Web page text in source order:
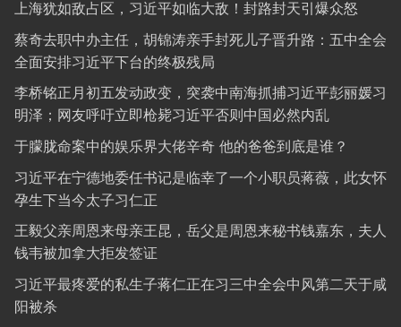
上海犹如敌占区，习近平如临大敌！封路封天引爆众怒
蔡奇去职中办主任，胡锦涛亲手封死儿子晋升路：五中全会
全面安排习近平下台的终极残局
李桥铭正月初五发动政变，突袭中南海抓捕习近平彭丽媛习
明泽；网友呼吁立即枪毙习近平否则中国必然内乱
于朦胧命案中的娱乐界大佬辛奇 他的爸爸到底是谁？
习近平在宁德地委任书记是临幸了一个小职员蒋薇，此女怀
孕生下当今太子习仁正
王毅父亲周恩来母亲王昆，岳父是周恩来秘书钱嘉东，夫人
钱韦被加拿大拒发签证
习近平最疼爱的私生子蒋仁正在习三中全会中风第二天于咸
阳被杀